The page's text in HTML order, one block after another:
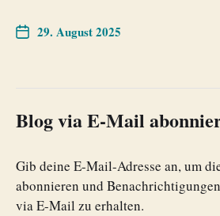
29. August 2025
Blog via E-Mail
Gib deine E-Mail-Adresse an, um
abonnieren und
via E-Mail zu erhalten.